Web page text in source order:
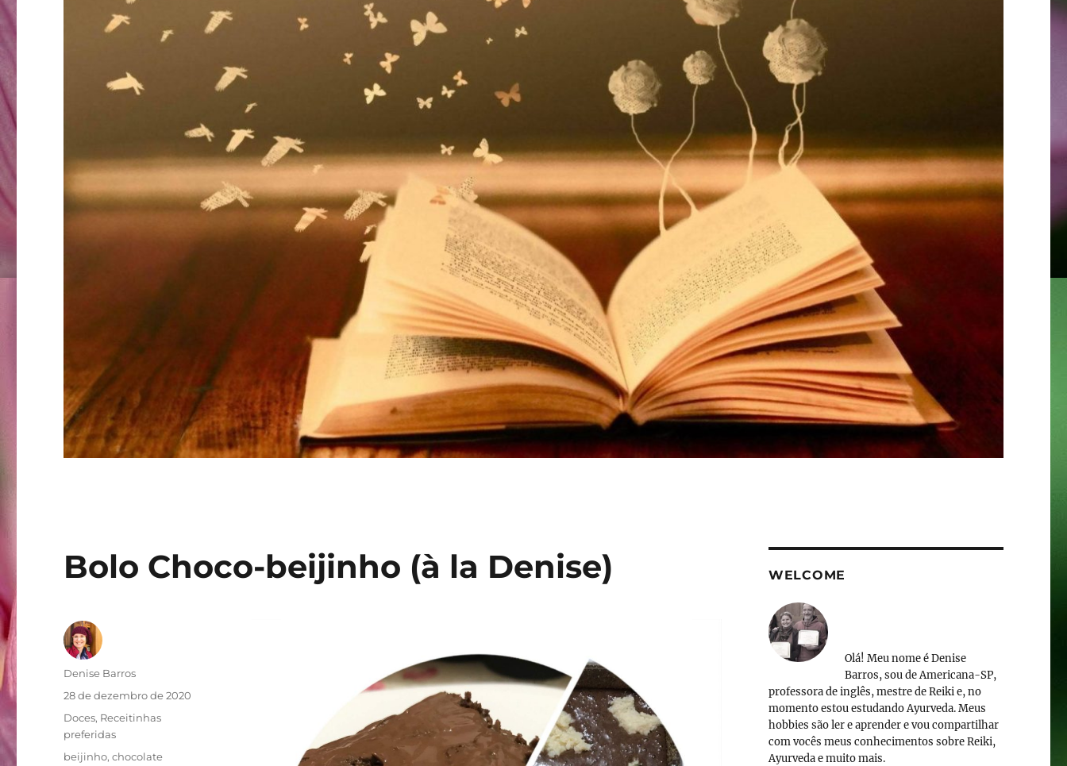
Bolo Choco-beijinho (à la Denise)
Autor
Denise Barros
Publicado
28 de dezembro de 2020
Categorias
Doces, Receitinhas
preferidas
Tags
beijinho,chocolate
WELCOME
Olá! Meu nome é Denise
Barros, sou de Americana-SP,
professora de inglês, mestre de Reiki e, no
momento estou estudando Ayurveda. Meus
hobbies são ler e aprender e vou compartilhar
com vocês meus conhecimentos sobre Reiki,
Ayurveda e muito mais.